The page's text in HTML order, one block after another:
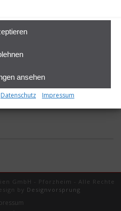
ansehen
Datenschutz Impressum
GmbH - Pforzheim - Alle Rechte
by Designvorsprung